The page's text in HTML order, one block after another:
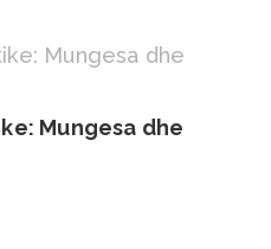
Mungesa dhe